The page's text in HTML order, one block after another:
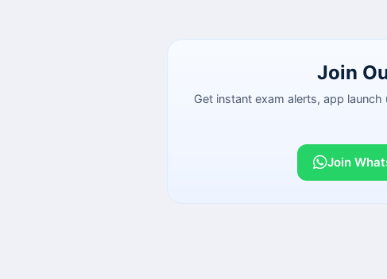
Join
Get instant exam alerts, app
Join